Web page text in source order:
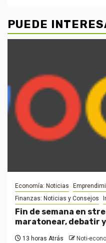
PUEDE
Economía: Noticias
Finanzas: Noticias y Consejos
Fin de semana en
maratonear, debatir
13 horas Atrás Noti-